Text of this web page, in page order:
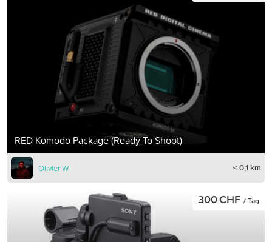
RED Komodo Package (Ready To Shoot)
Olivier W < 0,1 km
300 CHF / Tag